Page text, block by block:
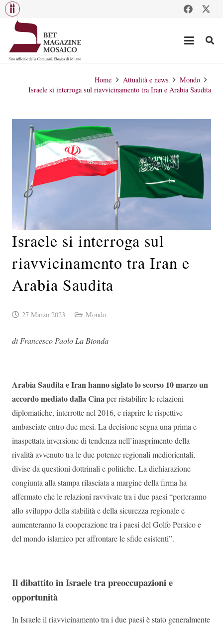
Home Attualità e news
Mondo
Israele si interroga sul riavvicinamento tra Iran e Arabia Saudita
Israele si interroga sul
riavvicinamento tra Iran e
Arabia Saudita
27 Marzo 2023 Mondo
di Francesco Paolo La Bionda
Arabia Saudita e Iran hanno siglato lo scorso 10 marzo un
accordo mediato dalla Cinaper ristabilire le relazioni
diplomatiche, interrotte nel 2016, e riaprire le rispettive
ambasciate entro due mesi. La decisione segna una prima e
inaspettata inversione di tendenza nell’inasprimento della
rivalità avvenuto tra le due potenze regionali mediorientali,
divise da questioni dottrinali e politiche. La dichiarazione
congiunta alla stampa rilasciata a margine della firma ha
affermato che le relazioni ravvivate tra i due paesi “porteranno
allo sviluppo della stabilità e della sicurezza regionale e
aumenteranno la cooperazione tra i paesi del Golfo Persico e
del mondo islamico per affrontare le sfide esistenti”.
Il dibattito in Israele tra preoccupazioni e
opportunità
In Israele il riavvicinamento tra i due paesi è stato generalmente